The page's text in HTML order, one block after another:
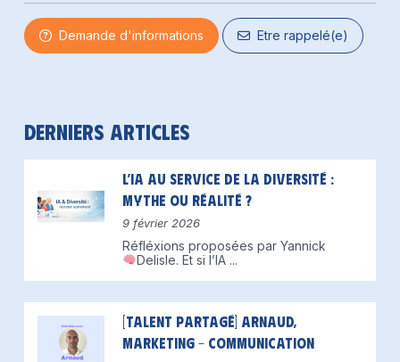
Demande d'informations Etre rappelé(e)
Derniers articles
L’IA au service de la diversité :
mythe ou réalité ?
9 février 2026
Réfléxions proposées par Yannick
Delisle. Et si l’IA ...
[Talent partagé] Arnaud,
Marketing – Communication